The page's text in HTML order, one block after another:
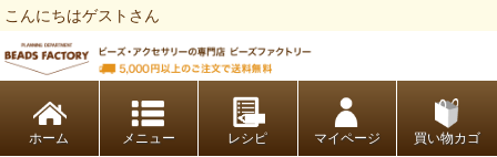
こんにちはゲストさん
ホーム レシピ マイページ 買い物カゴ